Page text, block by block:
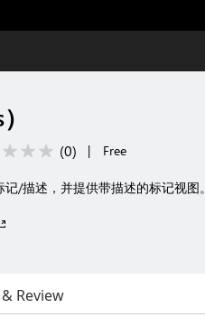
(0) | Free
/描述，并提供带描述的标记视图。
Review